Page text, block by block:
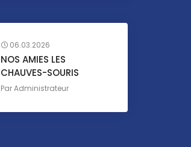
06.03.2026
NOS AMIES LES
CHAUVES-SOURIS
ParAdministrateur